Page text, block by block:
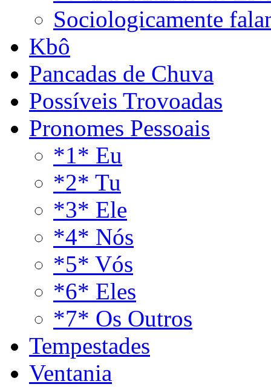
Sociologicamente
Kbô
Pancadas de Chuva
Possíveis Trovoadas
Pronomes Pessoais
*1* Eu
*2* Tu
*3* Ele
*4* Nós
*5* Vós
*6* Eles
*7* Os Outros
Tempestades
Ventania